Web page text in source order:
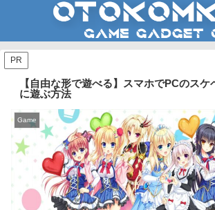
PR
【自由な形で遊べる】スマホでPCのスケ
に遊ぶ方法
Game